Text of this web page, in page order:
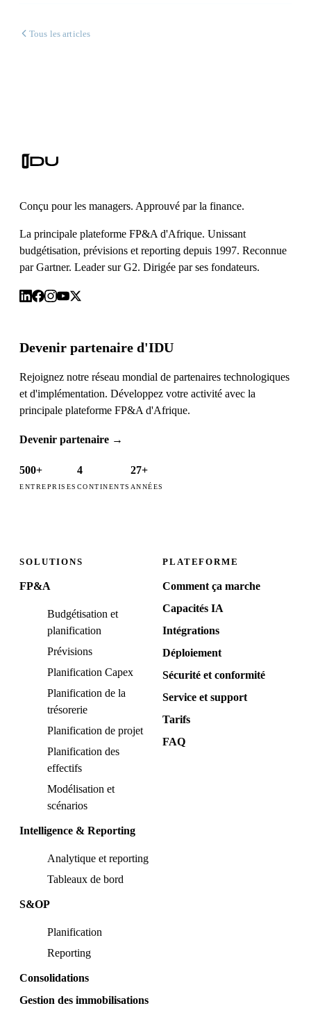
Tous les articles
Conçu pour les managers. Approuvé par la finance.
La principale plateforme FP&A d'Afrique. Unissant
budgétisation, prévisions et reporting depuis 1997. Reconnue
par Gartner. Leader sur G2. Dirigée par ses fondateurs.
Devenir partenaire d'IDU
Rejoignez notre réseau mondial de partenaires technologiques
et d'implémentation. Développez votre activité avec la
principale plateforme FP&A d'Afrique.
Devenir partenaire →
500+
ENTREPRISES
4
CONTINENTS
27+
ANNÉES
SOLUTIONS
FP&A
Budgétisation et
planification
Prévisions
Planification Capex
Planification de la
trésorerie
Planification de projet
Planification des
effectifs
Modélisation et
scénarios
Intelligence & Reporting
Analytique et reporting
Tableaux de bord
S&OP
Planification
Reporting
Consolidations
Gestion des immobilisations
PLATEFORME
Comment ça marche
Capacités IA
Intégrations
Déploiement
Sécurité et conformité
Service et support
Tarifs
FAQ